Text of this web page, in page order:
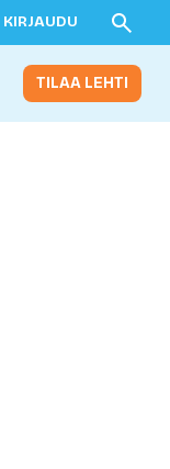
KIRJAUDU
TILAA LEHTI